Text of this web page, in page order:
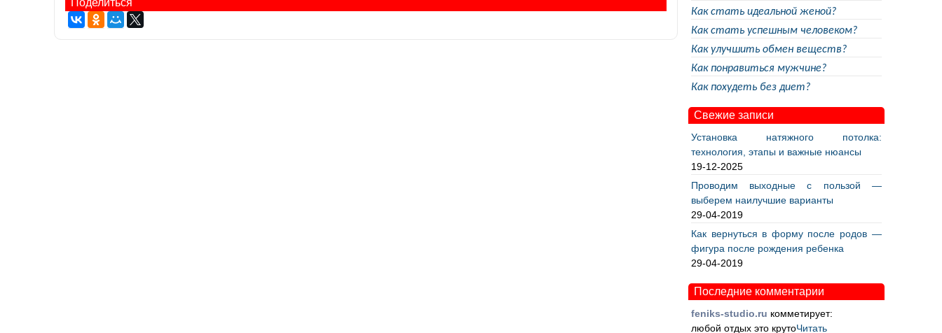
Поделиться
Как стать идеальной женой?
Как стать успешным человеком?
Как улучшить обмен веществ?
Как понравиться мужчине?
Как похудеть без диет?
Свежие записи
Установка натяжного потолка:
технология, этапы и важные нюансы
19-12-2025
Проводим выходные с пользой —
выберем наилучшие варианты
29-04-2019
Как вернуться в форму после родов —
фигура после рождения ребенка
29-04-2019
Последние комментарии
feniks-studio.ru комметирует:
любой отдых это крутоЧитать